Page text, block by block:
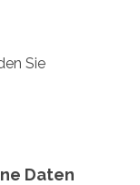
Sie
Daten